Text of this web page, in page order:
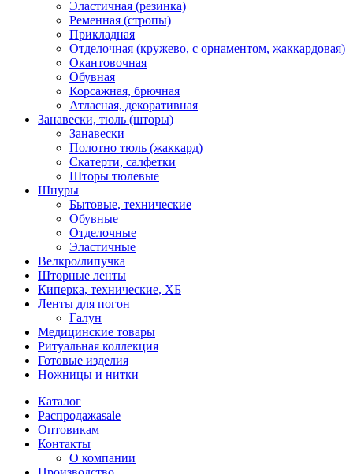
Эластичная (резинка)
Ременная (стропы)
Прикладная
Отделочная (кружево, с орнаментом, жаккардовая)
Окантовочная
Обувная
Корсажная, брючная
Атласная, декоративная
Занавески, тюль (шторы)
Занавески
Полотно тюль (жаккард)
Скатерти, салфетки
Шторы тюлевые
Шнуры
Бытовые, технические
Обувные
Отделочные
Эластичные
Велкро/липучка
Шторные ленты
Киперка, технические, ХБ
Ленты для погон
Галун
Медицинские товары
Ритуальная коллекция
Готовые изделия
Ножницы и нитки
Каталог
Распродажаsale
Оптовикам
Контакты
О компании